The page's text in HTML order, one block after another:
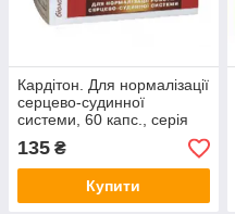
Кардітон. Для нормалізації
серцево-судинної
системи, 60 капс., серія
приморський край
135 ₴
Купити